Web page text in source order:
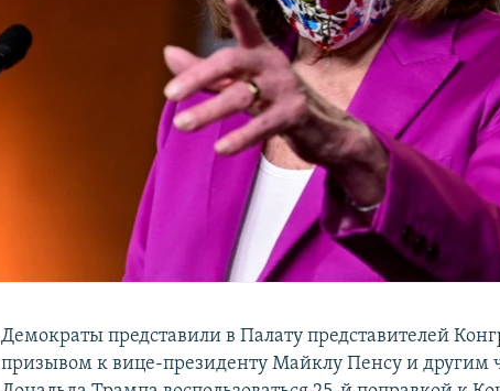
Демократы представили в Палату представителей
призывом к вице-президенту Майклу Пенсу и другим